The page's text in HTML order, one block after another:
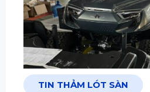
TIN THẢM LÓT SÀN